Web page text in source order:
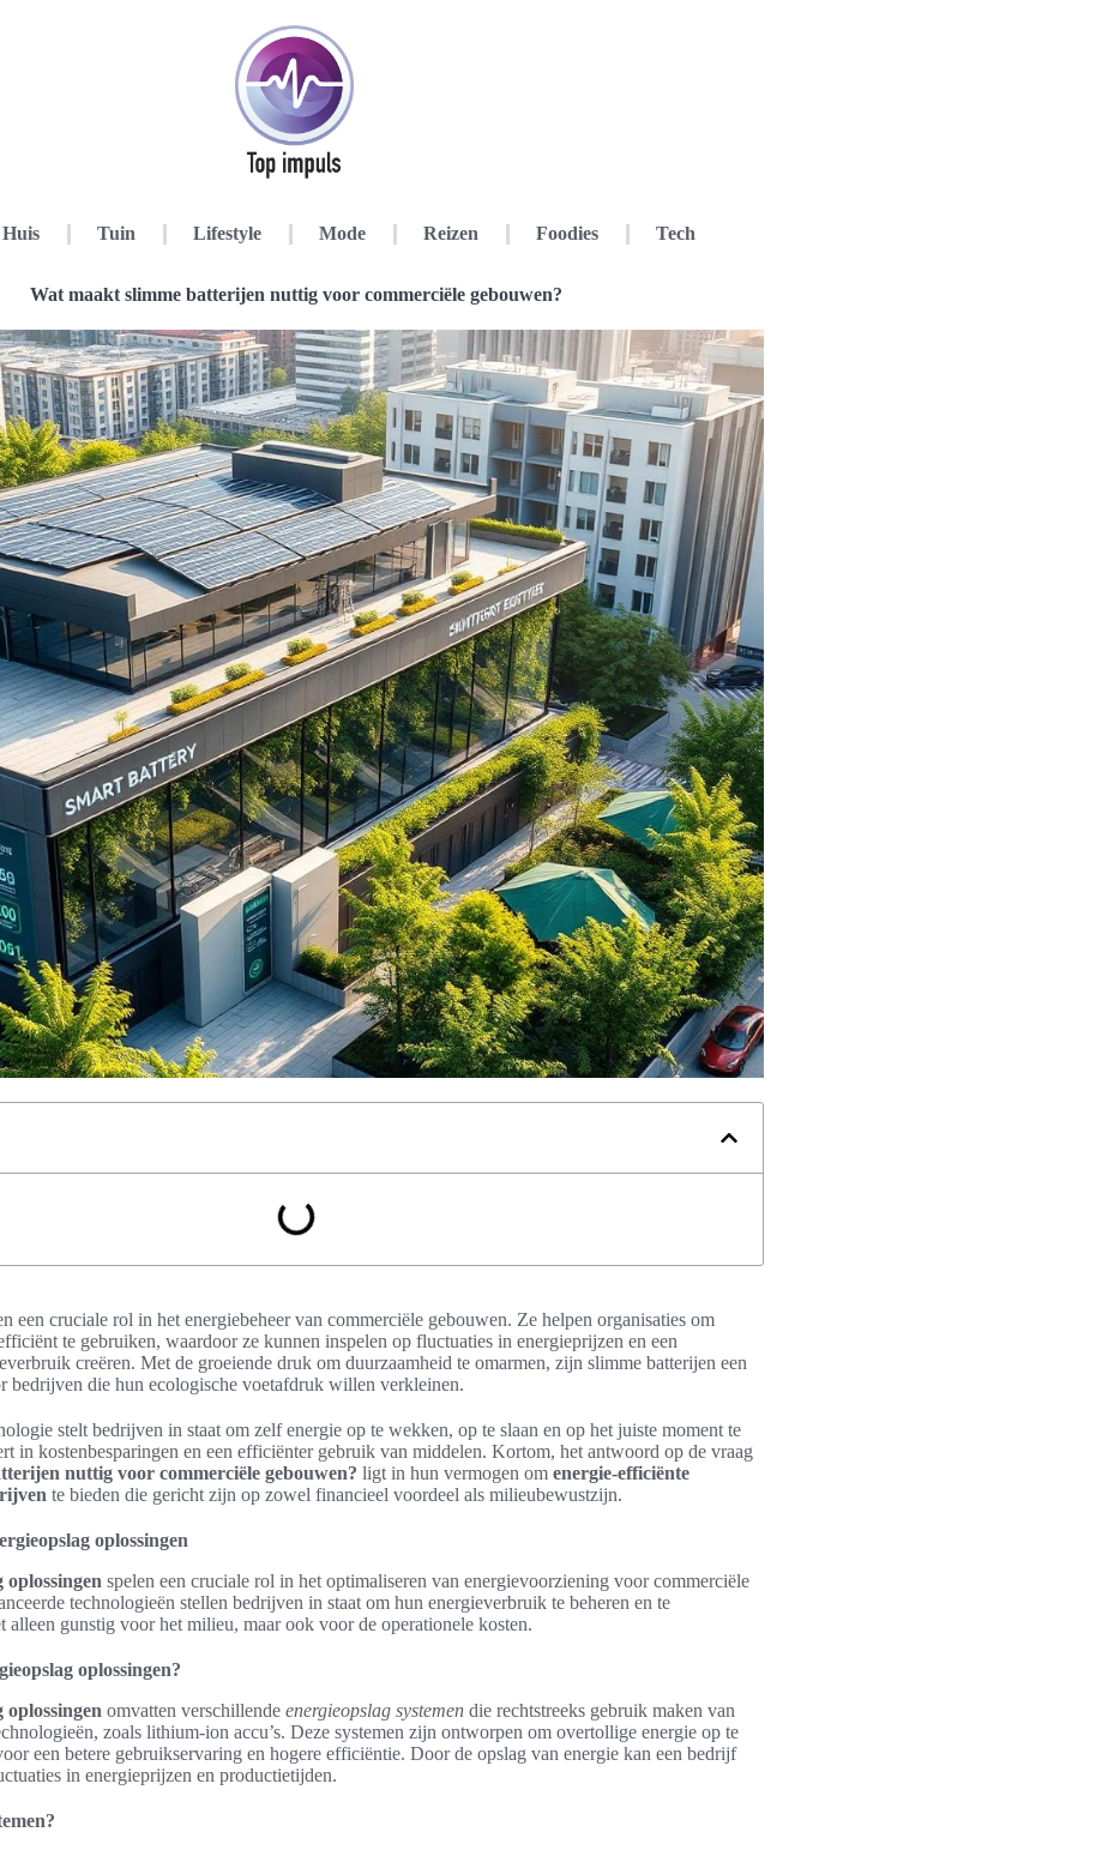
Huis Tuin Lifestyle Mode Reizen Foodies Tech
Wat maakt slimme batterijen nuttig voor commerciële gebouwen?
een cruciale rol in het energiebeheer van commerciële gebouwen. Ze helpen organisaties om
te gebruiken, waardoor ze kunnen inspelen op fluctuaties in energieprijzen en een
creëren. Met de groeiende druk om duurzaamheid te omarmen, zijn slimme batterijen een
bedrijven die hun ecologische voetafdruk willen verkleinen.
stelt bedrijven in staat om zelf energie op te wekken, op te slaan en op het juiste moment te
in kostenbesparingen en een efficiënter gebruik van middelen. Kortom, het antwoord op de vraag
nuttig voor commerciële gebouwen? ligt in hun vermogen om energie-efficiënte
te bieden die gericht zijn op zowel financieel voordeel als milieubewustzijn.
oplossingen
oplossingen spelen een cruciale rol in het optimaliseren van energievoorziening voor commerciële
technologieën stellen bedrijven in staat om hun energieverbruik te beheren en te
alleen gunstig voor het milieu, maar ook voor de operationele kosten.
oplossingen?
oplossingen omvatten verschillende energieopslag systemen die rechtstreeks gebruik maken van
zoals lithium-ion accu’s. Deze systemen zijn ontworpen om overtollige energie op te
een betere gebruikservaring en hogere efficiëntie. Door de opslag van energie kan een bedrijf
in energieprijzen en productietijden.